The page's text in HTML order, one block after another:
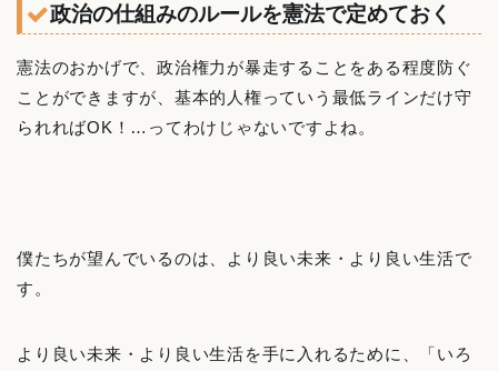
政治の仕組みのルールを憲法で定めておく
憲法のおかげで、政治権力が暴走することをある程度防ぐ
ことができますが、基本的人権っていう最低ラインだけ守
られればOK！…ってわけじゃないですよね。
僕たちが望んでいるのは、より良い未来・より良い生活で
す。
より良い未来・より良い生活を手に入れるために、「いろ